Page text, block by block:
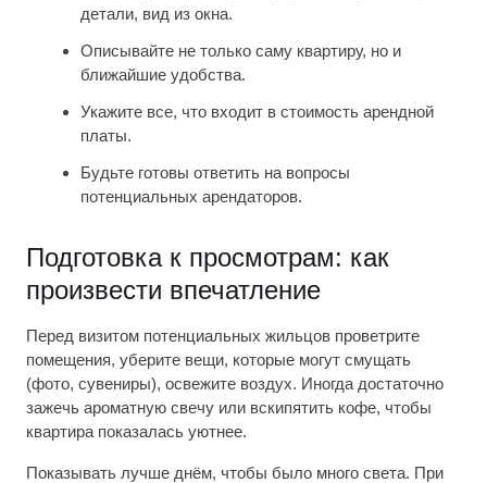
детали, вид из окна.
Описывайте не только саму квартиру, но и
ближайшие удобства.
Укажите все, что входит в стоимость арендной
платы.
Будьте готовы ответить на вопросы
потенциальных арендаторов.
Подготовка к просмотрам: как
произвести впечатление
Перед визитом потенциальных жильцов проветрите
помещения, уберите вещи, которые могут смущать
(фото, сувениры), освежите воздух. Иногда достаточно
зажечь ароматную свечу или вскипятить кофе, чтобы
квартира показалась уютнее.
Показывать лучше днём, чтобы было много света. При